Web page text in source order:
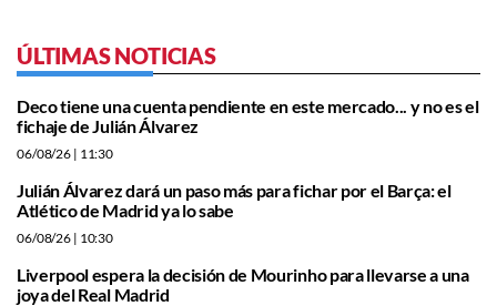
ÚLTIMAS NOTICIAS
Deco tiene una cuenta pendiente en este mercado... y no es el
fichaje de Julián Álvarez
06/08/26 | 11:30
Julián Álvarez dará un paso más para fichar por el Barça: el
Atlético de Madrid ya lo sabe
06/08/26 | 10:30
Liverpool espera la decisión de Mourinho para llevarse a una
joya del Real Madrid